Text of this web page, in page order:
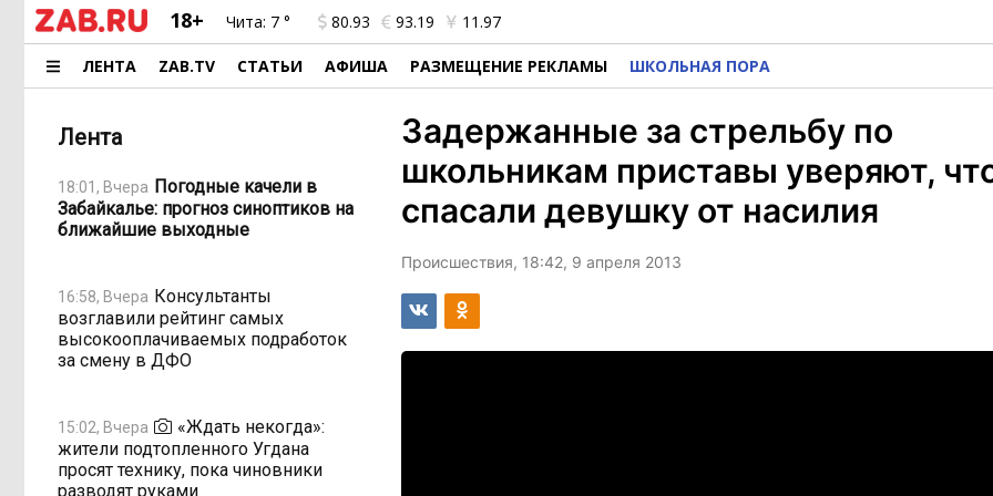
18+ Чита: 7 ° 80.93 93.19 11.97
ЛЕНТА ZAB.TV СТАТЬИ АФИША РАЗМЕЩЕНИЕ РЕКЛАМЫ ШКОЛЬНАЯ ПОРА
Лента
18:01, Вчера Погодные качели в
Забайкалье: прогноз синоптиков на
ближайшие выходные
16:58, Вчера Консультанты
возглавили рейтинг самых
высокооплачиваемых подработок
за смену в ДФО
15:02, Вчера
«Ждать некогда»:
жители подтопленного Угдана
просят технику, пока чиновники
разводят руками
Задержанные за стрельбу по
школьникам приставы уверяют,
спасали девушку от насилия
Происшествия, 18:42, 9 апреля 2013